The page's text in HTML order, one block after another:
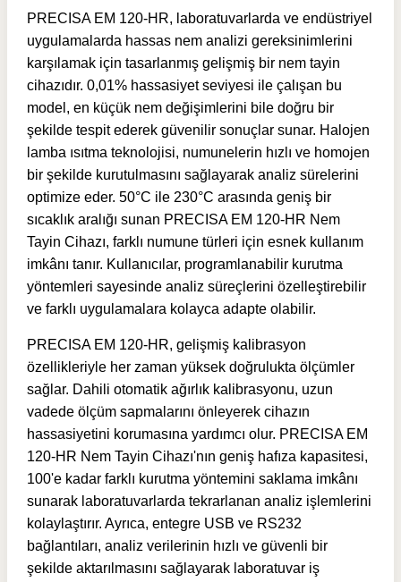
PRECISA EM 120-HR, laboratuvarlarda ve endüstriyel
uygulamalarda hassas nem analizi gereksinimlerini
karşılamak için tasarlanmış gelişmiş bir nem tayin
cihazıdır. 0,01% hassasiyet seviyesi ile çalışan bu
model, en küçük nem değişimlerini bile doğru bir
şekilde tespit ederek güvenilir sonuçlar sunar. Halojen
lamba ısıtma teknolojisi, numunelerin hızlı ve homojen
bir şekilde kurutulmasını sağlayarak analiz sürelerini
optimize eder. 50°C ile 230°C arasında geniş bir
sıcaklık aralığı sunan PRECISA EM 120-HR Nem
Tayin Cihazı, farklı numune türleri için esnek kullanım
imkânı tanır. Kullanıcılar, programlanabilir kurutma
yöntemleri sayesinde analiz süreçlerini özelleştirebilir
ve farklı uygulamalara kolayca adapte olabilir.
PRECISA EM 120-HR, gelişmiş kalibrasyon
özellikleriyle her zaman yüksek doğrulukta ölçümler
sağlar. Dahili otomatik ağırlık kalibrasyonu, uzun
vadede ölçüm sapmalarını önleyerek cihazın
hassasiyetini korumasına yardımcı olur. PRECISA EM
120-HR Nem Tayin Cihazı'nın geniş hafıza kapasitesi,
100'e kadar farklı kurutma yöntemini saklama imkânı
sunarak laboratuvarlarda tekrarlanan analiz işlemlerini
kolaylaştırır. Ayrıca, entegre USB ve RS232
bağlantıları, analiz verilerinin hızlı ve güvenli bir
şekilde aktarılmasını sağlayarak laboratuvar iş